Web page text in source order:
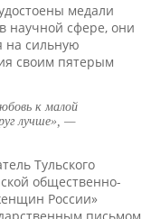
медали
научной сфере, они
на сильную
своим пятерым
к малой
лучше», —
Тульского
общественно-
России»